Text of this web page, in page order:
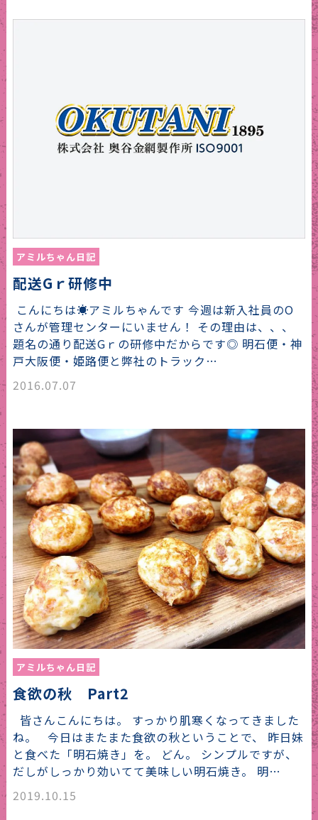
アミルちゃん日記
配送Gｒ研修中
こんにちは☀アミルちゃんです 今週は新入社員のO
さんが管理センターにいません！ その理由は、、、
題名の通り配送Gｒの研修中だからです◎ 明石便・神
戸大阪便・姫路便と弊社のトラック…
2016.07.07
アミルちゃん日記
食欲の秋 Part2
皆さんこんにちは。 すっかり肌寒くなってきました
ね。 今日はまたまた食欲の秋ということで、 昨日妹
と食べた「明石焼き」を。 どん。 シンプルですが、
だしがしっかり効いてて美味しい明石焼き。 明…
2019.10.15